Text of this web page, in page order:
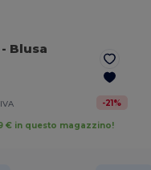
- Blusa
-21%
€ in questo magazzino!